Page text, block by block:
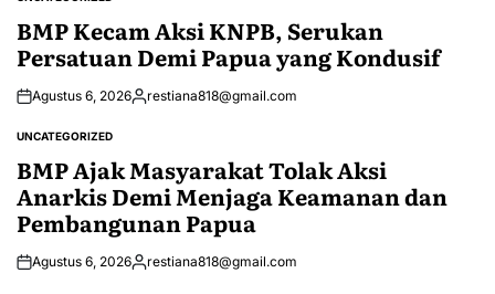
POSTED
BMP Kecam Aksi KNPB, Serukan
Persatuan Demi Papua yang Kondusif
Agustus 6, 2026Posted
restiana818@gmail.com
POSTED
UNCATEGORIZED
BMP Ajak Masyarakat Tolak Aksi
Anarkis Demi Menjaga Keamanan dan
Pembangunan Papua
Agustus 6, 2026Posted
restiana818@gmail.com